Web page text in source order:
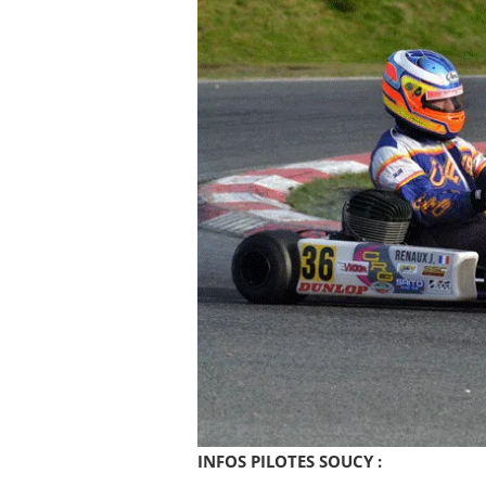
INFOS PILOTES SOUCY :